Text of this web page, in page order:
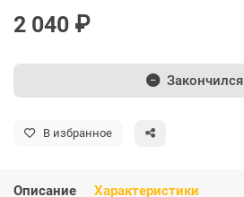
2 040 ₽
Закончился
В избранное
Описание Характеристики